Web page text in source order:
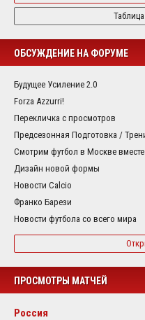
ОБСУЖДЕНИЕ НА ФОРУМЕ
Будущее Усиление 2.0
Forza Azzurri!
Перекличка с просмотров
Предсезонная Подготовка /
Смотрим футбол в Москве вместе
Дизайн новой формы
Новости Calcio
Франко Барези
Новости футбола со всего мира
ПРОСМОТРЫ МАТЧЕЙ
Россия